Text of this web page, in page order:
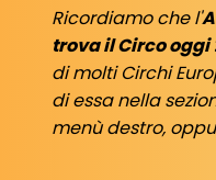
Ricordiamo che l'
trova il Circo oggi
di molti Circhi
di essa nella
menù destro,